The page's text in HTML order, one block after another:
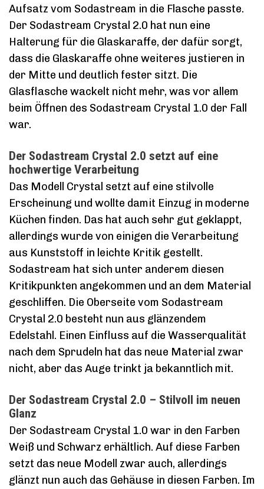
Aufsatz vom Sodastream in die Flasche passte.
Der Sodastream Crystal 2.0 hat nun eine
Halterung für die Glaskaraffe, der dafür sorgt,
dass die Glaskaraffe ohne weiteres justieren in
der Mitte und deutlich fester sitzt. Die
Glasflasche wackelt nicht mehr, was vor allem
beim Öffnen des Sodastream Crystal 1.0 der Fall
war.
Der Sodastream Crystal 2.0 setzt auf eine
hochwertige Verarbeitung
Das Modell Crystal setzt auf eine stilvolle
Erscheinung und wollte damit Einzug in moderne
Küchen finden. Das hat auch sehr gut geklappt,
allerdings wurde von einigen die Verarbeitung
aus Kunststoff in leichte Kritik gestellt.
Sodastream hat sich unter anderem diesen
Kritikpunkten angekommen und an dem Material
geschliffen. Die Oberseite vom Sodastream
Crystal 2.0 besteht nun aus glänzendem
Edelstahl. Einen Einfluss auf die Wasserqualität
nach dem Sprudeln hat das neue Material zwar
nicht, aber das Auge trinkt ja bekanntlich mit.
Der Sodastream Crystal 2.0 – Stilvoll im neuen
Glanz
Der Sodastream Crystal 1.0 war in den Farben
Weiß und Schwarz erhältlich. Auf diese Farben
setzt das neue Modell zwar auch, allerdings
glänzt nun auch das Gehäuse in diesen Farben. Im